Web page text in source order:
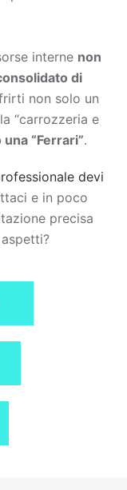
interne non
di
non solo un
“carrozzeria e
“Ferrari”.
devi
e in poco
precisa